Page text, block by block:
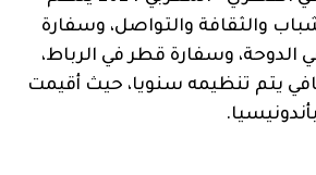
والثقافة والتواصل، وسفارة
الدوحة، وسفارة قطر في الرباط،
يتم تنظيمه سنويا، حيث أقيمت